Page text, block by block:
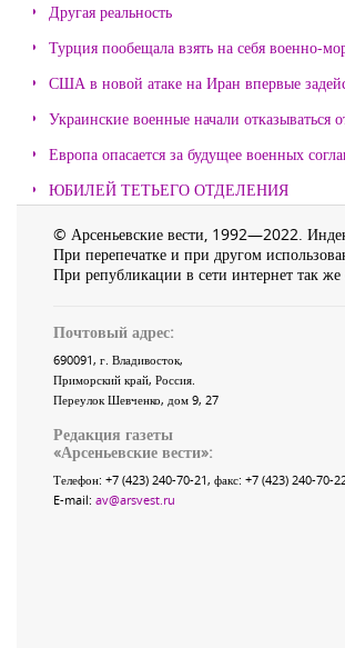
Другая реальность
Турция пообещала взять на себя военно-
США в новой атаке на Иран впервые
Украинские военные начали отказываться
Европа опасается за будущее военных
ЮБИЛЕЙ ТЕТЬЕГО ОТДЕЛЕНИЯ
© Арсеньевские вести, 1992—2022.
При перепечатке и при другом
При републикации в сети интернет так же
Почтовый адрес:
690091, г. Владивосток,
Приморский край, Россия.
Переулок Шевченко, дом 9, 27
Редакция газеты
«Арсеньевские вести»:
Телефон: +7 (423) 240-70-21, факс: +7 (423) 240-70-
E-mail: av@arsvest.ru